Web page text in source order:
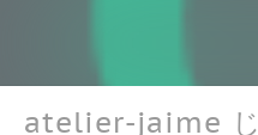
atelier-jaime